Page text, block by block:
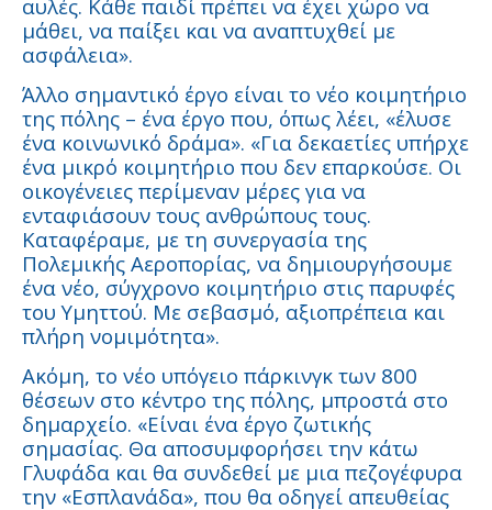
αυλές. Κάθε παιδί πρέπει να έχει χώρο να
μάθει, να παίξει και να αναπτυχθεί με
ασφάλεια».
Άλλο σημαντικό έργο είναι το νέο κοιμητήριο
της πόλης – ένα έργο που, όπως λέει, «έλυσε
ένα κοινωνικό δράμα». «Για δεκαετίες υπήρχε
ένα μικρό κοιμητήριο που δεν επαρκούσε. Οι
οικογένειες περίμεναν μέρες για να
ενταφιάσουν τους ανθρώπους τους.
Καταφέραμε, με τη συνεργασία της
Πολεμικής Αεροπορίας, να δημιουργήσουμε
ένα νέο, σύγχρονο κοιμητήριο στις παρυφές
του Υμηττού. Με σεβασμό, αξιοπρέπεια και
πλήρη νομιμότητα».
Ακόμη, το νέο υπόγειο πάρκινγκ των 800
θέσεων στο κέντρο της πόλης, μπροστά στο
δημαρχείο. «Είναι ένα έργο ζωτικής
σημασίας. Θα αποσυμφορήσει την κάτω
Γλυφάδα και θα συνδεθεί με μια πεζογέφυρα
την «Εσπλανάδα», που θα οδηγεί απευθείας